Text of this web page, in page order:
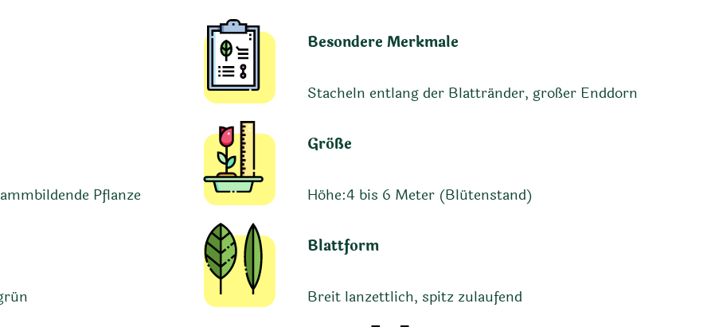
Besondere Merkmale
Stacheln entlang der Blattränder, großer Enddorn
Pflanze
Größe
Höhe:4 bis 6 Meter (Blütenstand)
Blattform
Breit lanzettlich, spitz zulaufend